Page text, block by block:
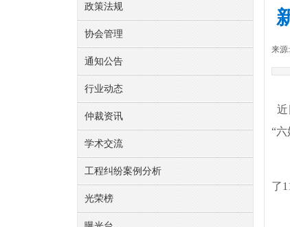
来源:
近
“
了
政策法规
协会管理
通知公告
行业动态
仲裁资讯
学术交流
工程纠纷案例分析
光荣榜